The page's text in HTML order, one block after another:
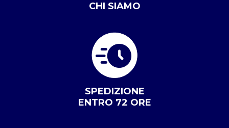
CHI SIAMO
SPEDIZIONE
ENTRO 72 ORE